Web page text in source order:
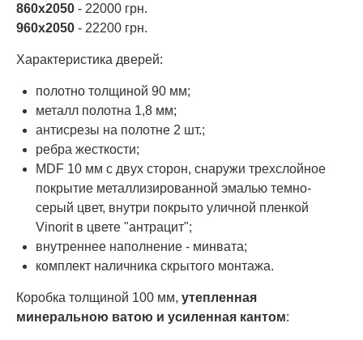
860х2050 - 22000 грн.
960х2050 - 22200 грн.
Характеристика дверей:
полотно толщиной 90 мм;
металл полотна 1,8 мм;
антисрезы на полотне 2 шт.;
ребра жесткости;
MDF 10 мм с двух сторон, снаружи трехслойное
покрытие металлизированной эмалью темно-
серый цвет, внутри покрыто уличной пленкой
Vinorit в цвете "антрацит";
внутреннее наполнение - минвата;
комплект наличника скрытого монтажа.
Коробка толщиной 100 мм, утепленная
минеральною ватою и усиленная кантом: